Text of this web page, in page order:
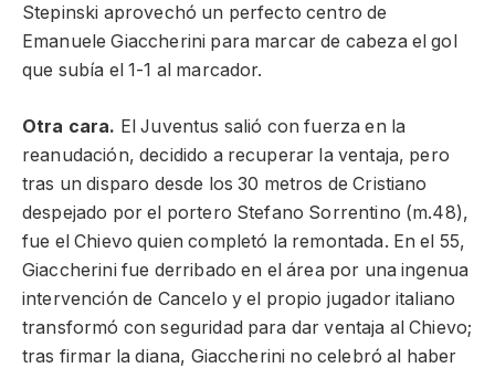
Stepinski aprovechó un perfecto centro de
Emanuele Giaccherini para marcar de cabeza el gol
que subía el 1-1 al marcador.
Otra cara. El Juventus salió con fuerza en la
reanudación, decidido a recuperar la ventaja, pero
tras un disparo desde los 30 metros de Cristiano
despejado por el portero Stefano Sorrentino (m.48),
fue el Chievo quien completó la remontada. En el 55,
Giaccherini fue derribado en el área por una ingenua
intervención de Cancelo y el propio jugador italiano
transformó con seguridad para dar ventaja al Chievo;
tras firmar la diana, Giaccherini no celebró al haber